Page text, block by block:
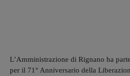
L’Amministrazione di Rignano ha
per il 71° Anniversario della